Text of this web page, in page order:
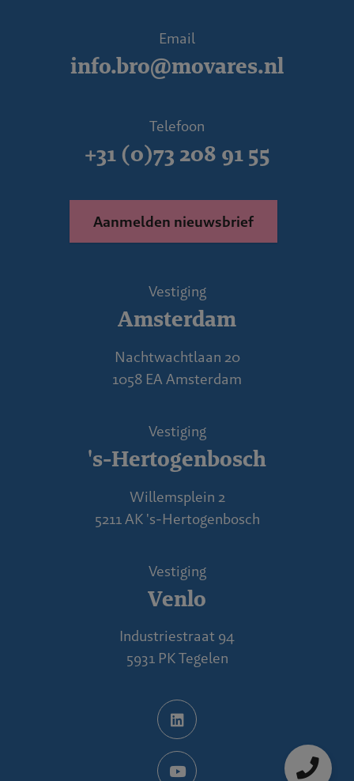
Email
info.bro@movares.nl
Telefoon
+31 (0)73 208 91 55
Aanmelden nieuwsbrief
Vestiging
Amsterdam
Nachtwachtlaan 20
1058 EA Amsterdam
Vestiging
's-Hertogenbosch
Willemsplein 2
5211 AK 's-Hertogenbosch
Vestiging
Venlo
Industriestraat 94
5931 PK Tegelen